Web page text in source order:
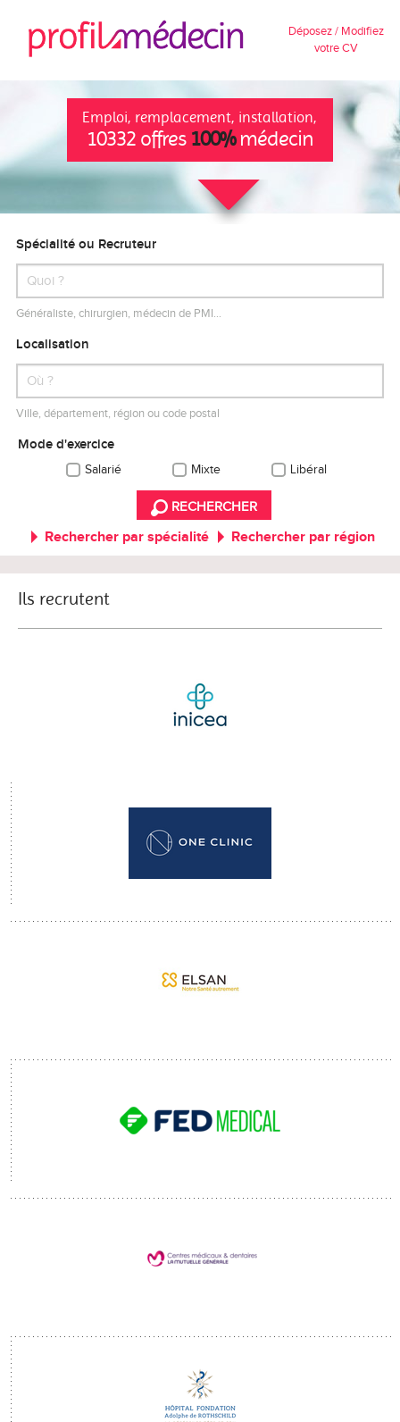
Déposez / Modifiez
votre CV
Emploi, remplacement, installation,
10332 offres 100%médecin
Spécialité ou Recruteur
Généraliste, chirurgien, médecin de PMI…
Localisation
Ville, département, région ou code postal
Mode d'exercice
Salarié Mixte Libéral
RECHERCHER
Rechercher par spécialité Rechercher par région
Ils recrutent